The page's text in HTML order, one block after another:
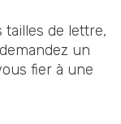
de lettre,
un
fier à une